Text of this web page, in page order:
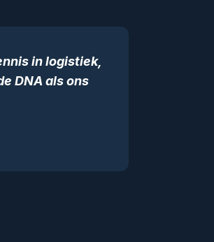
in logistiek,
DNA als ons